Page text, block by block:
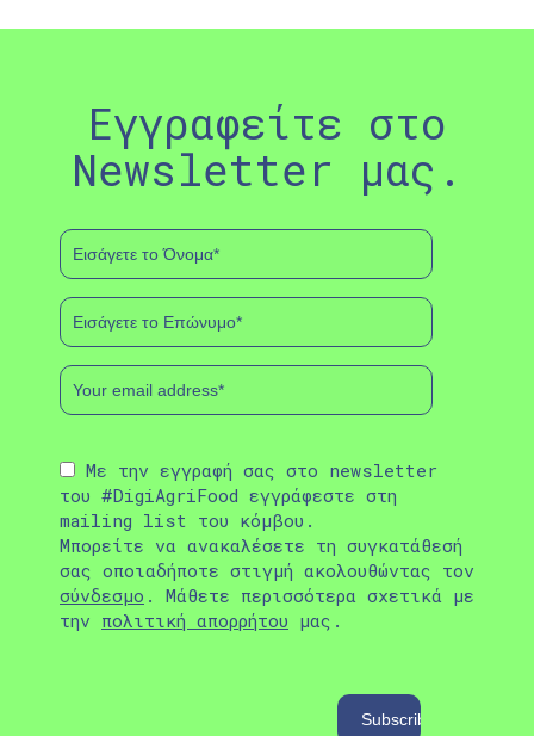
Εγγραφείτε στο
Newsletter μας.
Με την εγγραφή σας στο newsletter
του #DigiAgriFood εγγράφεστε στη
mailing list του κόμβου.
Μπορείτε να ανακαλέσετε τη συγκατάθεσή
σας οποιαδήποτε στιγμή ακολουθώντας τον
σύνδεσμο . Μάθετε περισσότερα σχετικά με
την πολιτική απορρήτου μας.